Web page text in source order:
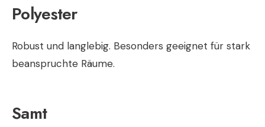
Polyester
Robust und langlebig. Besonders geeignet für stark
beanspruchte Räume.
Samt